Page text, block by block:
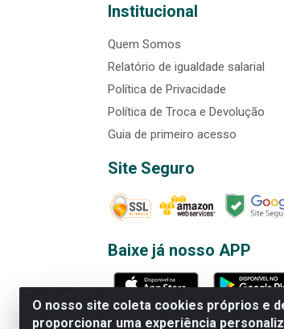
O nosso site coleta cookies próprios e
proporcionar uma experiência
Institucional
Quem Somos
Relatório de igualdade salarial
Política de Privacidade
Política de Troca e Devolução
Guia de primeiro acesso
Site Seguro
Baixe já nosso APP